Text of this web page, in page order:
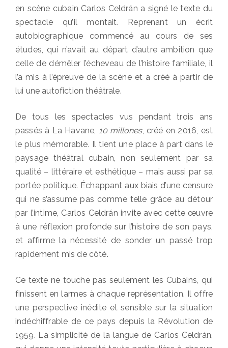
en scène cubain Carlos Celdrán a signé le texte du
spectacle qu’il montait. Reprenant un écrit
autobiographique commencé au cours de ses
études, qui n’avait au départ d’autre ambition que
celle de démêler l’écheveau de l’histoire familiale, il
l’a mis à l’épreuve de la scène et a créé à partir de
lui une autofiction théâtrale.
De tous les spectacles vus pendant trois ans
passés à La Havane, 10 millones, créé en 2016, est
le plus mémorable. Il tient une place à part dans le
paysage théâtral cubain, non seulement par sa
qualité – littéraire et esthétique – mais aussi par sa
portée politique. Échappant aux biais d’une censure
qui ne s’assume pas comme telle grâce au détour
par l’intime, Carlos Celdrán invite avec cette œuvre
à une réflexion profonde sur l’histoire de son pays,
et affirme la nécessité de sonder un passé trop
rapidement mis de côté.
Ce texte ne touche pas seulement les Cubains, qui
finissent en larmes à chaque représentation. Il offre
une perspective inédite et sensible sur la situation
indéchiffrable de ce pays depuis la Révolution de
1959. La simplicité de la langue de Carlos Celdrán,